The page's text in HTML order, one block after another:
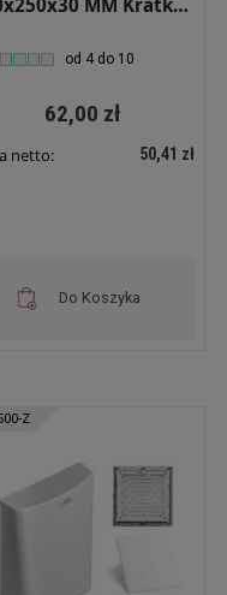
MM Kratka
od 4 do 10
62,00 zł
netto: 50,41 zł
Do Koszyka
Z